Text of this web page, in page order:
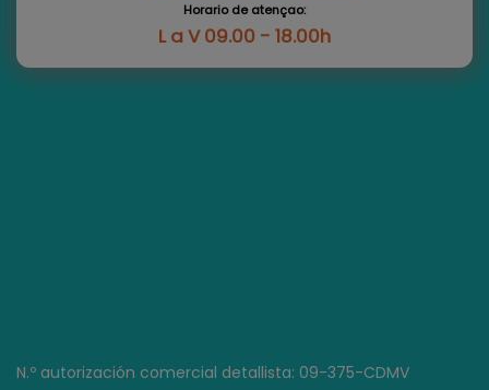
Horario de atençao:
L a V 09.00 - 18.00h
N.º autorización comercial detallista: 09-375-CDMV